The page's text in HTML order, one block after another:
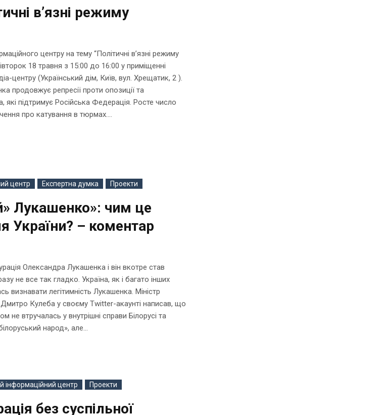
в’язні режиму
центру на тему “Політичні в’язні режиму
18 травня з 15:00 до 16:00 у приміщенні
центру (Український дім, Київ, вул. Хрещатик, 2 ).
продовжує репресії проти опозиції та
які підтримує Російська Федерація. Росте число
про катування в тюрмах....
центр Експертна думка Проекти
Лукашенко»: чим це
України? – коментар
Олександра Лукашенка і він вкотре став
не все так гладко. Україна, як і багато інших
визнавати легітимність Лукашенка. Міністр
Кулеба у своєму Twitter-акаунті написав, що
не втручалась у внутрішні справи Білорусі та
народ», але...
інформаційний центр Проекти
без суспільної